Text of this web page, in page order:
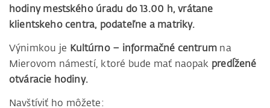
hodiny mestského úradu do 13.00 h, vrátane
klientskeho centra, podateľne a matriky.
Výnimkou je Kultúrno – informačné centrum na
Mierovom námestí, ktoré bude mať naopak predĺžené
otváracie hodiny.
Navštíviť ho môžete: